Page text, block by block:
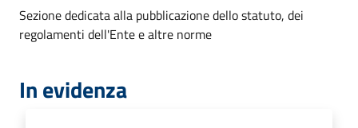
Sezione dedicata alla pubblicazione dello statuto, dei
regolamenti dell'Ente e altre norme
In evidenza